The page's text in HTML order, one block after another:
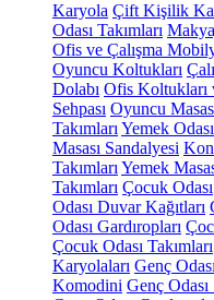
Karyola Çift Kişilik
Odası Takımları
Ofis ve Çalışma
Oyuncu Koltukları
Dolabı Ofis Koltukları
Sehpası Oyuncu
Takımları Yemek Odası
Masası Sandalyesi
Takımları Yemek
Takımları Çocuk Odası
Odası Duvar Kağıtları
Odası Gardıropları
Çocuk Odası Takımları
Karyolaları Genç Odası
Komodini Genç